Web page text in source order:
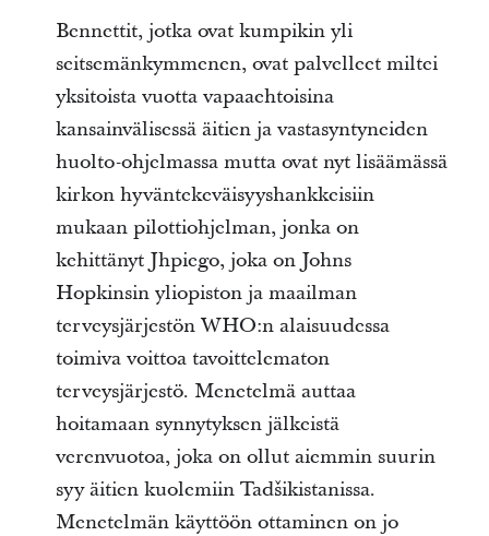
Bennettit, jotka ovat kumpikin yli
seitsemänkymmenen, ovat palvelleet miltei
yksitoista vuotta vapaaehtoisina
kansainvälisessä äitien ja vastasyntyneiden
huolto-ohjelmassa mutta ovat nyt lisäämässä
kirkon hyväntekeväisyyshankkeisiin
mukaan pilottiohjelman, jonka on
kehittänyt Jhpiego, joka on Johns
Hopkinsin yliopiston ja maailman
terveysjärjestön WHO:n alaisuudessa
toimiva voittoa tavoittelematon
terveysjärjestö. Menetelmä auttaa
hoitamaan synnytyksen jälkeistä
verenvuotoa, joka on ollut aiemmin suurin
syy äitien kuolemiin Tadšikistanissa.
Menetelmän käyttöön ottaminen on jo